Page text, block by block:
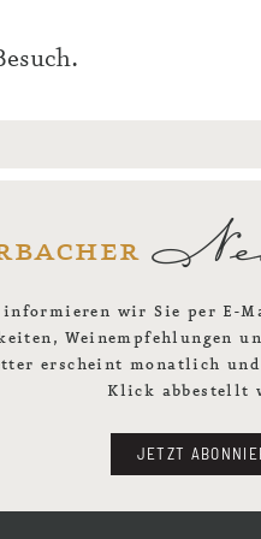
informieren wir Sie per E-
Weinempfehlungen
erscheint monatlich
Klick abbestellt
JETZT